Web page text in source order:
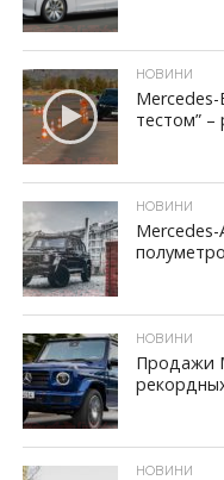
ID, "post_views_count", true); if ( $post_views >= 1) { ?>
ID, "post_views_count", true); if ( $post_views >= 1) { ?>
НОВИНИ
Mercedes-
тестом” –
ID, "post_views_count", true); if ( $post_views >= 1) { ?>
НОВИНИ
Mercedes-
ID, "post_views_count", true); if ( $post_views >= 1) { ?>
НОВИНИ
Продажи
НОВИНИ